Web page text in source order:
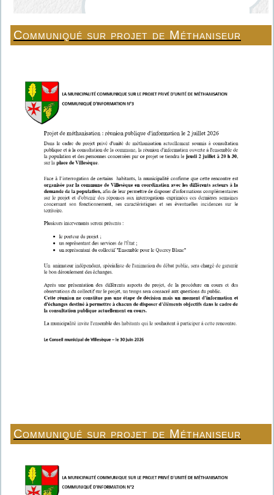
Communiqué sur projet de Méthaniseur
Communiqué sur projet de Méthaniseur